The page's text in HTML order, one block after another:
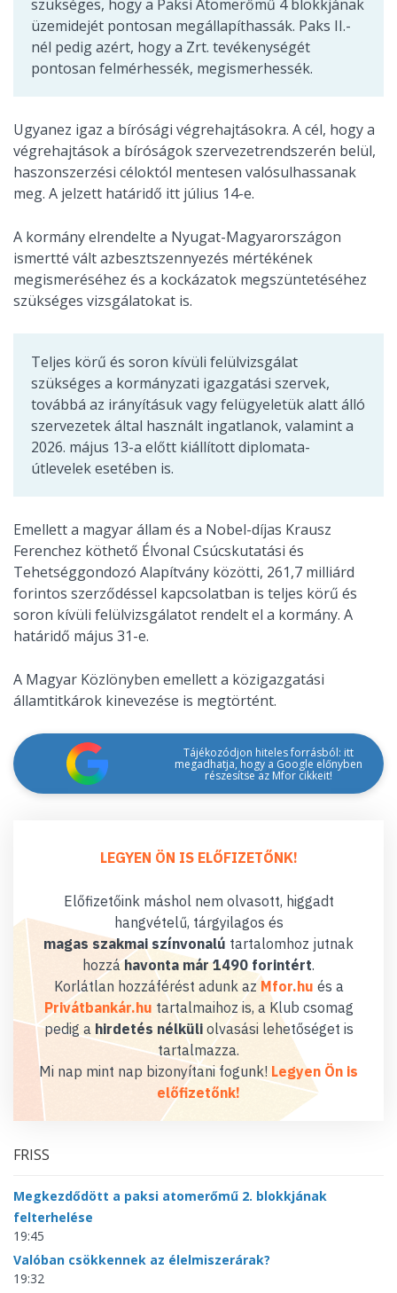
szükséges, hogy a Paksi Atomerőmű 4 blokkjának
üzemidejét pontosan megállapíthassák. Paks II.-
nél pedig azért, hogy a Zrt. tevékenységét
pontosan felmérhessék, megismerhessék.
Ugyanez igaz a bírósági végrehajtásokra. A cél, hogy a
végrehajtások a bíróságok szervezetrendszerén belül,
haszonszerzési céloktól mentesen valósulhassanak
meg. A jelzett határidő itt július 14-e.
A kormány elrendelte a Nyugat-Magyarországon
ismertté vált azbesztszennyezés mértékének
megismeréséhez és a kockázatok megszüntetéséhez
szükséges vizsgálatokat is.
Teljes körű és soron kívüli felülvizsgálat
szükséges a kormányzati igazgatási szervek,
továbbá az irányításuk vagy felügyeletük alatt álló
szervezetek által használt ingatlanok, valamint a
2026. május 13-a előtt kiállított diplomata-
útlevelek esetében is.
Emellett a magyar állam és a Nobel-díjas Krausz
Ferenchez köthető Élvonal Csúcskutatási és
Tehetséggondozó Alapítvány közötti, 261,7 milliárd
forintos szerződéssel kapcsolatban is teljes körű és
soron kívüli felülvizsgálatot rendelt el a kormány. A
határidő május 31-e.
A Magyar Közlönyben emellett a közigazgatási
államtitkárok kinevezése is megtörtént.
Tájékozódjon hiteles forrásból: itt
megadhatja, hogy a Google előnyben
részesítse az Mfor cikkeit!
LEGYEN ÖN IS ELŐFIZETŐNK!
Előfizetőink máshol nem olvasott, higgadt
hangvételű, tárgyilagos és
magas szakmai színvonalú tartalomhoz jutnak
hozzáhavonta már 1490 forintért.
Korlátlan hozzáférést adunk az Mfor.hu és a
Privátbankár.hu tartalmaihoz is, a Klub csomag
pedig a hirdetés nélküliolvasási lehetőséget is
tartalmazza.
Mi nap mint nap bizonyítani fogunk! Legyen Ön is
előfizetőnk!
FRISS
Megkezdődött a paksi atomerőmű 2. blokkjának
felterhelése
19:45
Valóban csökkennek az élelmiszerárak?
19:32